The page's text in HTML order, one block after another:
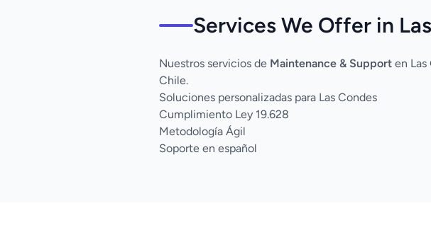
Services We Offer in
Nuestros servicios de Maintenance & Support en
Chile.
Soluciones personalizadas para Las Condes
Cumplimiento Ley 19.628
Metodología Ágil
Soporte en español